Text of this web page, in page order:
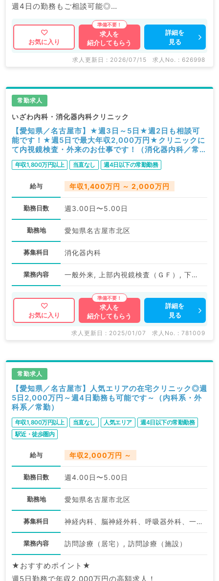
週4日の勤務もご相談可能◎
人気エリア＆駅チカのクリニックでご通勤もラクラクで
マイナビDOCTORでは病院やクリニックなどの医療機
産業医等の企業系求人も多数扱っています。
求人内容の詳細等はお気軽にお問合せ下さい。
お気に入り
求人を
紹介してもらう
詳細を
見る
求人更新日 : 2026/07/15 求人No. : 626998
常勤求人
いざわ内科・消化器内科クリニック
【愛知県／名古屋市】★週3日～5日★週2日も相談可
能です！★週5日で最大年収2,000万円★クリニックに
て内視鏡検査・外来のお仕事です！（消化器内科／常
勤）
年収1,800万円以上 当直なし 週4日以下の常勤勤務
給与 年収1,400万円 ～ 2,000万円
勤務日数 週3.00日〜5.00日
勤務地 愛知県名古屋市北区
募集科目 消化器内科
業務内容 一般外来, 上部内視鏡検査（ＧＦ）, 下部内視鏡検査（ＣＦ）
お気に入り
求人を
紹介してもらう
詳細を
見る
求人更新日 : 2025/01/07 求人No. : 781009
常勤求人
【愛知県／名古屋市】人気エリアの在宅クリニック◎週
5日2,000万円～週4日勤務も可能です～（内科系・外
科系／常勤）
年収1,800万円以上 当直なし 人気エリア
週4日以下の常勤勤務
駅近・徒歩圏内
給与 年収2,000万円 ～
勤務日数 週4.00日〜5.00日
勤務地 愛知県名古屋市北区
募集科目 神経内科、脳神経外科、呼吸器外科、一般内科、循環器内科、呼吸器内科、消化器内科、内分泌・代謝内科、腎臓内科、老年内科、外科系全般、一般外科、消化器外科
業務内容 訪問診療（居宅）, 訪問診療（施設）
★おすすめポイント★
週5日勤務で年収2,000万円の高額求人！